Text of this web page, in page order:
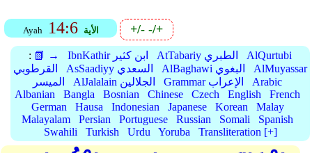
Ayah 14:6 الأية +/--/+
: 📗 → IbnKathir ابن كثير AtTabariy الطبري
AlQurtubi
القرطوبي
AsSaadiyy السعدي AlBaghawi البغوي
AlMuyassar
الميسر
AlJalalain الجلالين Grammar الإعراب
Arabic
Albanian
Bangla Bosnian Chinese Czech English
French
German
Hausa Indonesian Japanese Korean
Malay
Malayalam
Persian Portuguese Russian Somali
Spanish
Swahili
Turkish Urdu Yoruba Transliteration [+]